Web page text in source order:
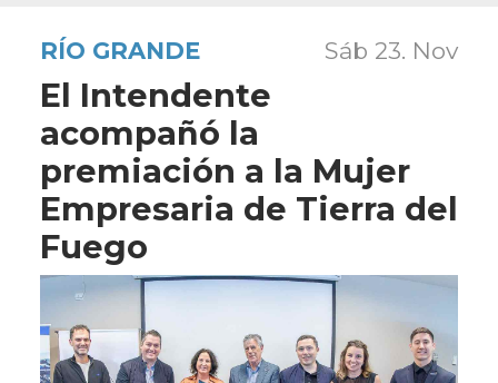
RÍO GRANDE Sáb 23. Nov
El Intendente
acompañó la
premiación a la Mujer
Empresaria de Tierra del
Fuego